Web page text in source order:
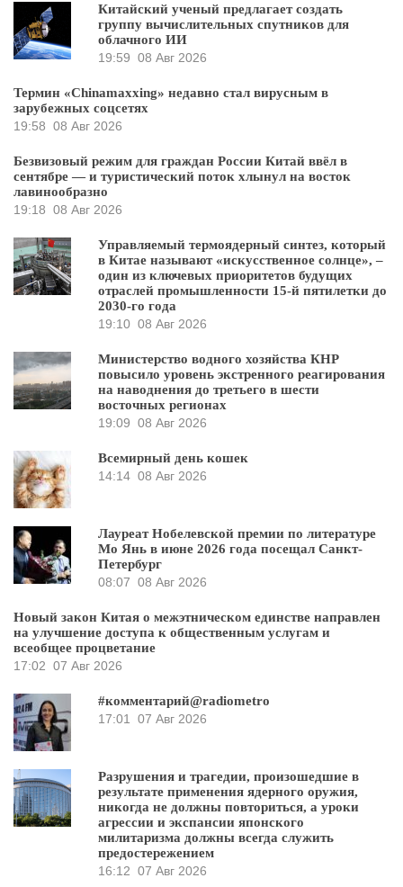
Китайский ученый предлагает создать
группу вычислительных спутников для
облачного ИИ
19:59 08 Авг 2026
Термин «Chinamaxxing» недавно стал вирусным в
зарубежных соцсетях
19:58 08 Авг 2026
Безвизовый режим для граждан России Китай ввёл в
сентябре — и туристический поток хлынул на восток
лавинообразно
19:18 08 Авг 2026
Управляемый термоядерный синтез, который
в Китае называют «искусственное солнце», –
один из ключевых приоритетов будущих
отраслей промышленности 15-й пятилетки до
2030-го года
19:10 08 Авг 2026
Министерство водного хозяйства КНР
повысило уровень экстренного реагирования
на наводнения до третьего в шести
восточных регионах
19:09 08 Авг 2026
Всемирный день кошек
14:14 08 Авг 2026
Лауреат Нобелевской премии по литературе
Мо Янь в июне 2026 года посещал Санкт-
Петербург
08:07 08 Авг 2026
Новый закон Китая о межэтническом единстве направлен
на улучшение доступа к общественным услугам и
всеобщее процветание
17:02 07 Авг 2026
#комментарий@radiometro
17:01
07 Авг 2026
Разрушения и трагедии, произошедшие в
результате применения ядерного оружия,
никогда не должны повториться, а уроки
агрессии и экспансии японского
милитаризма должны всегда служить
предостережением
16:12 07 Авг 2026